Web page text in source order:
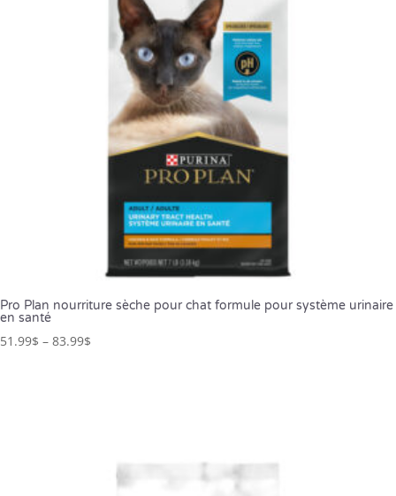
Pro Plan nourriture sèche pour chat formule pour système urinaire
en santé
51.99$ – 83.99$